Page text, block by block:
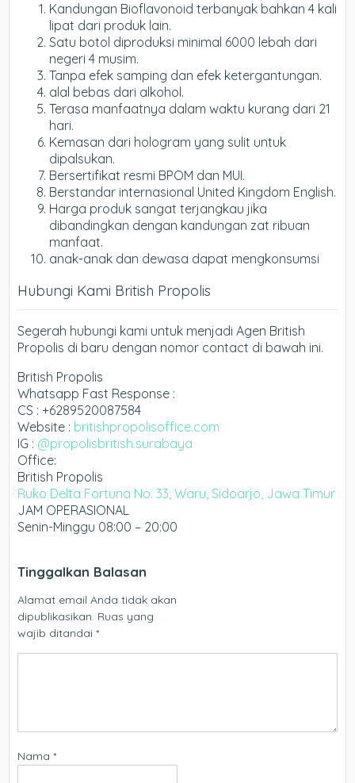
Kandungan Bioflavonoid terbanyak bahkan 4 kali
lipat dari produk lain.
Satu botol diproduksi minimal 6000 lebah dari
negeri 4 musim.
Tanpa efek samping dan efek ketergantungan.
alal bebas dari alkohol.
Terasa manfaatnya dalam waktu kurang dari 21
hari.
Kemasan dari hologram yang sulit untuk
dipalsukan.
Bersertifikat resmi BPOM dan MUI.
Berstandar internasional United Kingdom English.
Harga produk sangat terjangkau jika
dibandingkan dengan kandungan zat ribuan
manfaat.
anak-anak dan dewasa dapat mengkonsumsi
Hubungi Kami British Propolis
Segerah hubungi kami untuk menjadi Agen British
Propolis di baru dengan nomor contact di bawah ini.
British Propolis
Whatsapp Fast Response :
CS : +6289520087584
Website : britishpropolisoffice.com
IG : @propolisbritish.surabaya
Office:
British Propolis
Ruko Delta Fortuna No. 33, Waru, Sidoarjo, Jawa Timur
JAM OPERASIONAL
Senin-Minggu 08:00 – 20:00
Tinggalkan Balasan
Alamat email Anda tidak akan
dipublikasikan. Ruas yang
wajib ditandai*
Nama*